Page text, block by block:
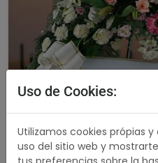
Uso de Cookies:
Utilizamos cookies própias
uso del sitio web y